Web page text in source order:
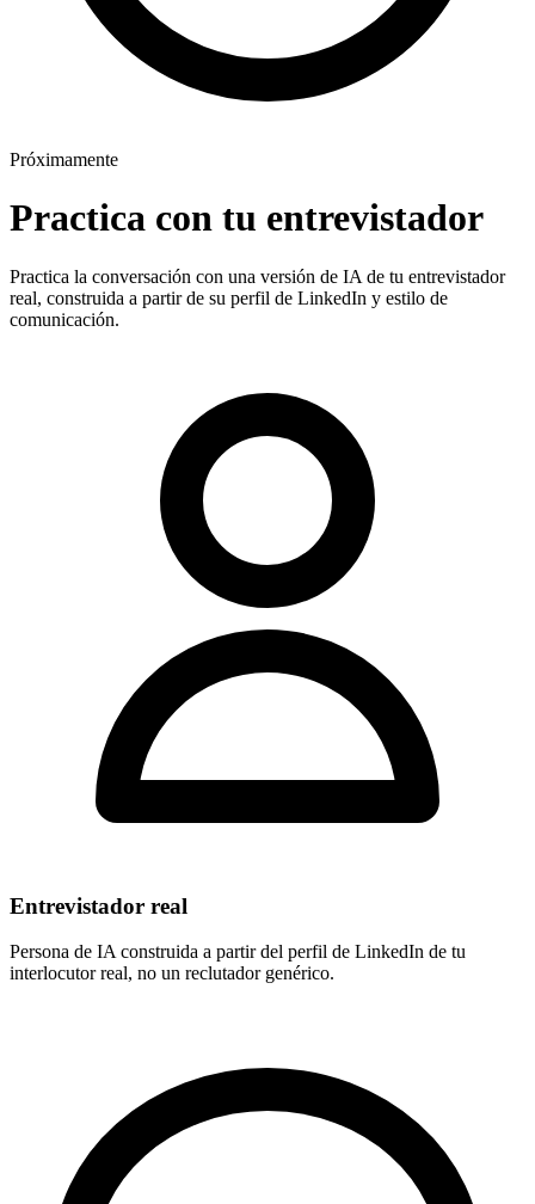
Próximamente
Practica con tu entrevistador
Practica la conversación con una versión de IA de tu entrevistador
real, construida a partir de su perfil de LinkedIn y estilo de
comunicación.
Entrevistador real
Persona de IA construida a partir del perfil de LinkedIn de tu
interlocutor real, no un reclutador genérico.